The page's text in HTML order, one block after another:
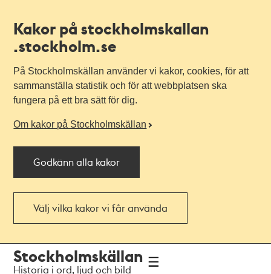
Kakor på stockholmskallan
.stockholm.se
På Stockholmskällan använder vi kakor, cookies, för att
sammanställa statistik och för att webbplatsen ska
fungera på ett bra sätt för dig.
Om kakor på Stockholmskällan
Godkänn alla kakor
Välj vilka kakor vi får använda
navigationen
huvudinnehållet
Stockholmskällan
Historia i ord, ljud och bild